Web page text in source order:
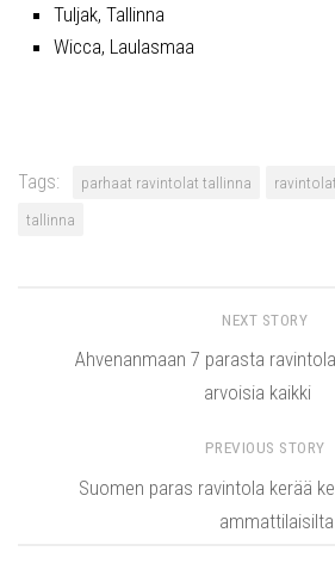
Tuljak, Tallinna
Wicca, Laulasmaa
Tags: parhaat ravintolat tallinna
tallinna
NEXT STORY
Ahvenanmaan 7 parasta
arvoisia kaikki
PREVIOUS STORY
Suomen paras ravintola kerää
ammattilaisilta